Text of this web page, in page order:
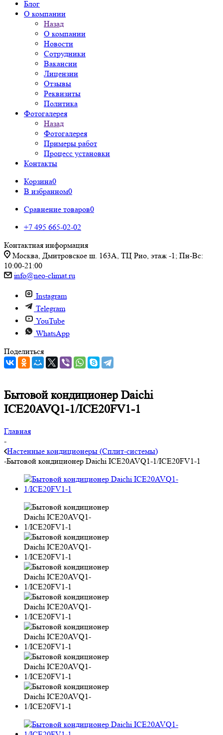
Блог
О компании
Назад
О компании
Новости
Сотрудники
Вакансии
Лицензии
Отзывы
Реквизиты
Политика
Фотогалерея
Назад
Фотогалерея
Примеры работ
Процесс установки
Контакты
Корзина0
В избранном0
Сравнение товаров0
+7 495 665-02-02
Контактная информация
Москва, Дмитровское ш. 163А, ТЦ Рио, этаж -1; Пн-Вс:
10:00-21:00
info@neo-climat.ru
Instagram
Telegram
YouTube
WhatsApp
Поделиться
Бытовой кондиционер Daichi
ICE20AVQ1-1/ICE20FV1-1
Главная
-
Настенные кондиционеры (Сплит-системы)
-Бытовой кондиционер Daichi ICE20AVQ1-1/ICE20FV1-1